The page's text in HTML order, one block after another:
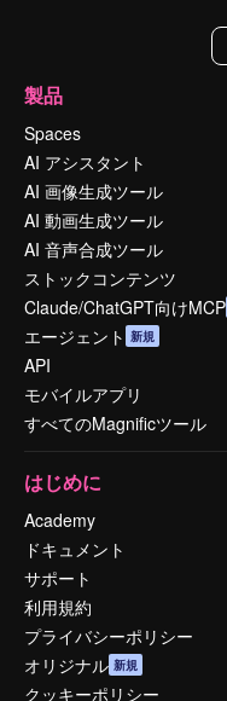
製品
Spaces
AI アシスタント
AI 画像生成ツール
AI 動画生成ツール
AI 音声合成ツール
ストックコンテンツ
Claude/ChatGPT向けMCP
エージェント 新規
API
モバイルアプリ
すべてのMagnificツール
はじめに
Academy
ドキュメント
サポート
利用規約
プライバシーポリシー
オリジナル 新規
クッキーポリシー